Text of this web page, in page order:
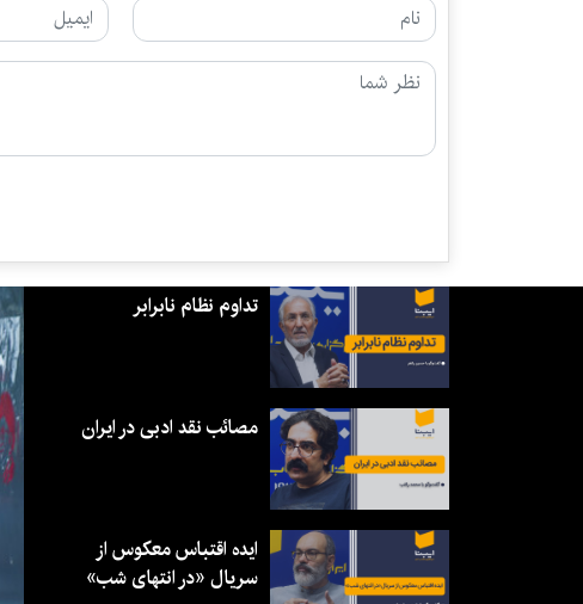
تداوم نظام نابرابر
مصائب نقد ادبی در ایران
ایده اقتباس معکوس از
سریال «در انتهای شب»